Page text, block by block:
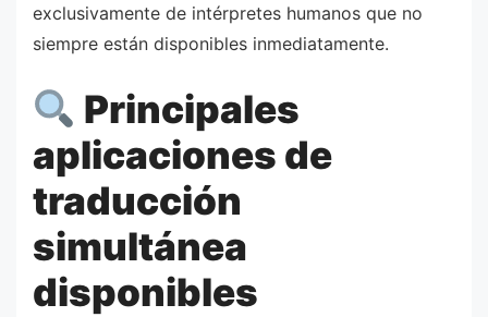
exclusivamente de intérpretes humanos que no
siempre están disponibles inmediatamente.
Principales
aplicaciones de
traducción
simultánea
disponibles